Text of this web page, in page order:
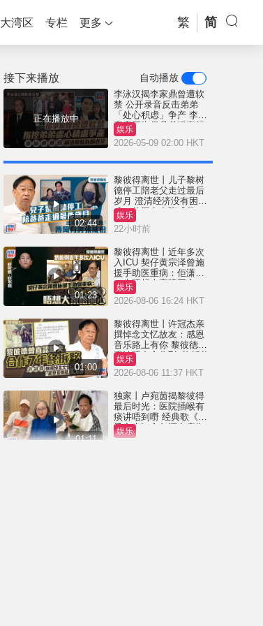
大湾区 专栏 更多 繁 简
接下来播放 自动播放
正在播放中
李泳汉揭李家鼎曾遭软
禁 公开录音反击弟弟
「处心积虑」争产 李泳
豪亲回为保鼎爷揭真相
娱乐
2026-05-09 02:00 HKT
02:44
黎彼得离世丨儿子黎树
德停工陪老父走过最后
岁月 澄清经济没有困
难：传闻有夸张成份
娱乐
22小时前
01:23
黎彼得离世丨近年多次
入ICU 契仔黄宗泽曾施
援手助医重病：佢潇洒
一生唔想大家唔开心
娱乐
2026-08-06 16:24 HKT
01:00
黎彼得离世丨许冠杰亲
撰悼念文忆故友：感恩
音乐路上有你 黎彼德曾
直认唔夹合作7年终拆伙
娱乐
2026-08-06 11:37 HKT
01:11
独家丨卢宛茵揭黎彼得
最后时光：医院插喉有
痰讲唔到嘢 经典歌《浪
子心声》金句源自庙街
睇相佬
娱乐